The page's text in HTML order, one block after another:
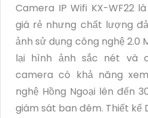
Camera IP Wifi KX-WF22
giá rẻ nhưng chất lượng
ảnh sử dụng công nghệ 2.0
lại hình ảnh sắc nét và
camera có khả năng
nghệ Hồng Ngoại lên đến
giám sát ban đêm. Thiết kế